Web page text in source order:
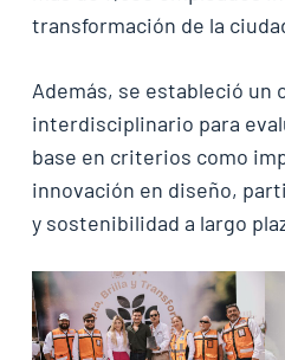
transformación de la
Además, se estableció un
interdisciplinario para
base en criterios como
innovación en diseño,
y sostenibilidad a largo